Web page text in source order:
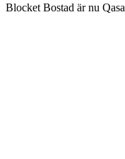
Blocket Bostad är nu Qasa